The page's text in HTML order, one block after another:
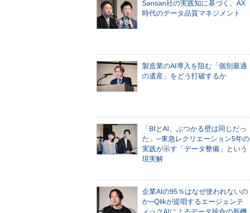
Sansan社の実践知に基づく、AX
時代のデータ品質マネジメント
製造業のAI導入を阻む「個別最適
の遺産」をどう打破するか
「BIとAI、ぶつかる壁は同じだっ
た」─東急レクリエーション5年の
実践が示す「データ整備」という
現実解
企業AIの95％はなぜ使われないの
か─Qlikが提唱するエージェンテ